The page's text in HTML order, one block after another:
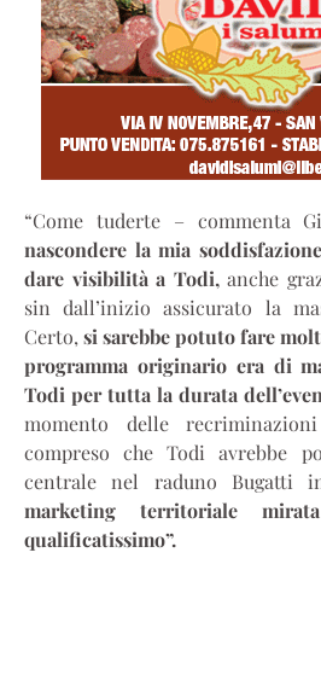
“Come tuderte – commenta
nascondere la mia
dare visibilità a Todi,anche
sin dall’inizio assicurato la
Certo, si sarebbe potuto fare
programma originario era di
Todi per tutta la durata
momento delle
compreso che Todi avrebbe
centrale nel raduno Bugatti
marketing territoriale
qualificatissimo”.